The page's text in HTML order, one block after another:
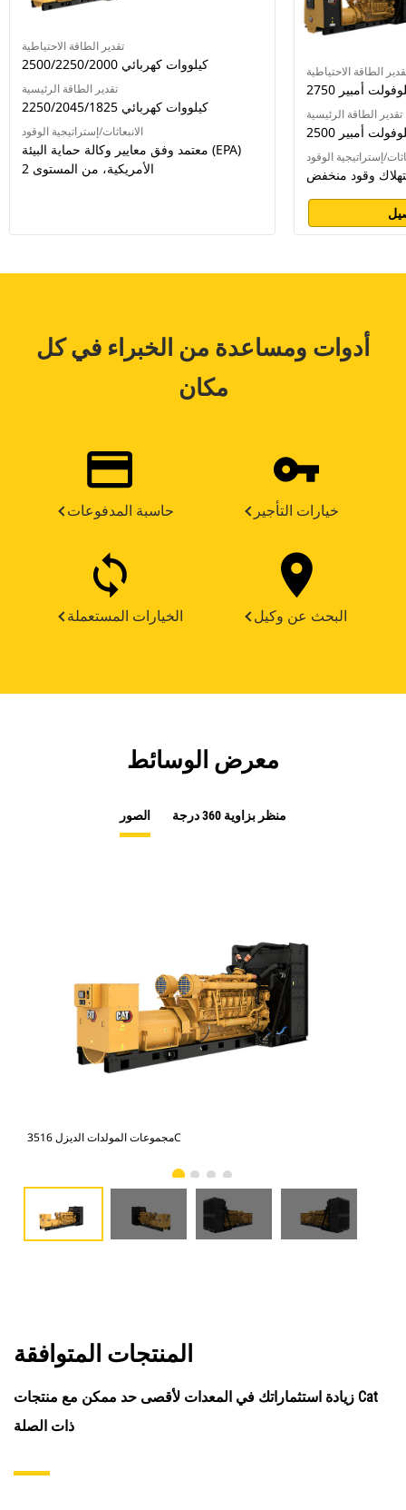
تقدير الطاقة الاحتياطية
2500/2250/2000 كيلووات كهربائي
تقدير الطاقة الرئيسية
2250/2045/1825 كيلووات كهربائي
الانبعاثات/إستراتيجية الوقود
معتمد وفق معايير وكالة حماية البيئة (EPA)
الأمريكية، من المستوى 2
الطاقة الاحتياطية
كيلوفولت أمبير
تقدير الطاقة الرئيسية
كيلوفولت أمبير
إستراتيجية الوقود
وقود منخفض
أدوات ومساعدة من الخبراء في كل
مكان
حاسبة المدفوعات خيارات التأجير
الخيارات المستعملة البحث عن وكيل
معرض الوسائط
الصور منظر بزاوية 360 درجة
مجموعات المولدات الديزل 3516C
المنتجات المتوافقة
زيادة استثماراتك في المعدات لأقصى حد ممكن مع منتجات Cat
ذات الصلة